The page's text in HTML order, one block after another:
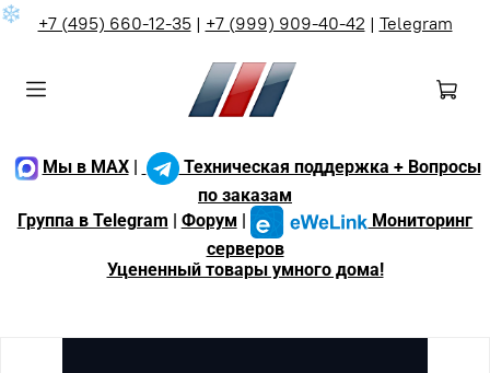
❄ +7 (495) 660-12-35| +7 (999) 909-40-42 | Telegram
Мы в MAX|
Техническая поддержка + Вопросы
по заказам
Группа в Telegram
Форум
Мониторинг
серверов
Уцененный товары умного дома!